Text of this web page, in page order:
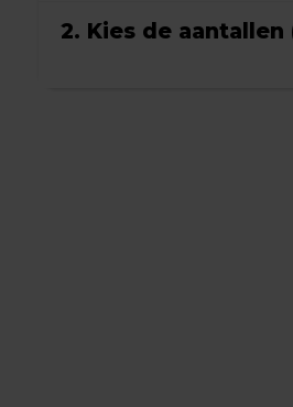
2. Kies de aantallen